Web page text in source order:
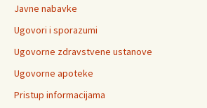
Javne nabavke
Ugovori i sporazumi
Ugovorne zdravstvene ustanove
Ugovorne apoteke
Pristup informacijama